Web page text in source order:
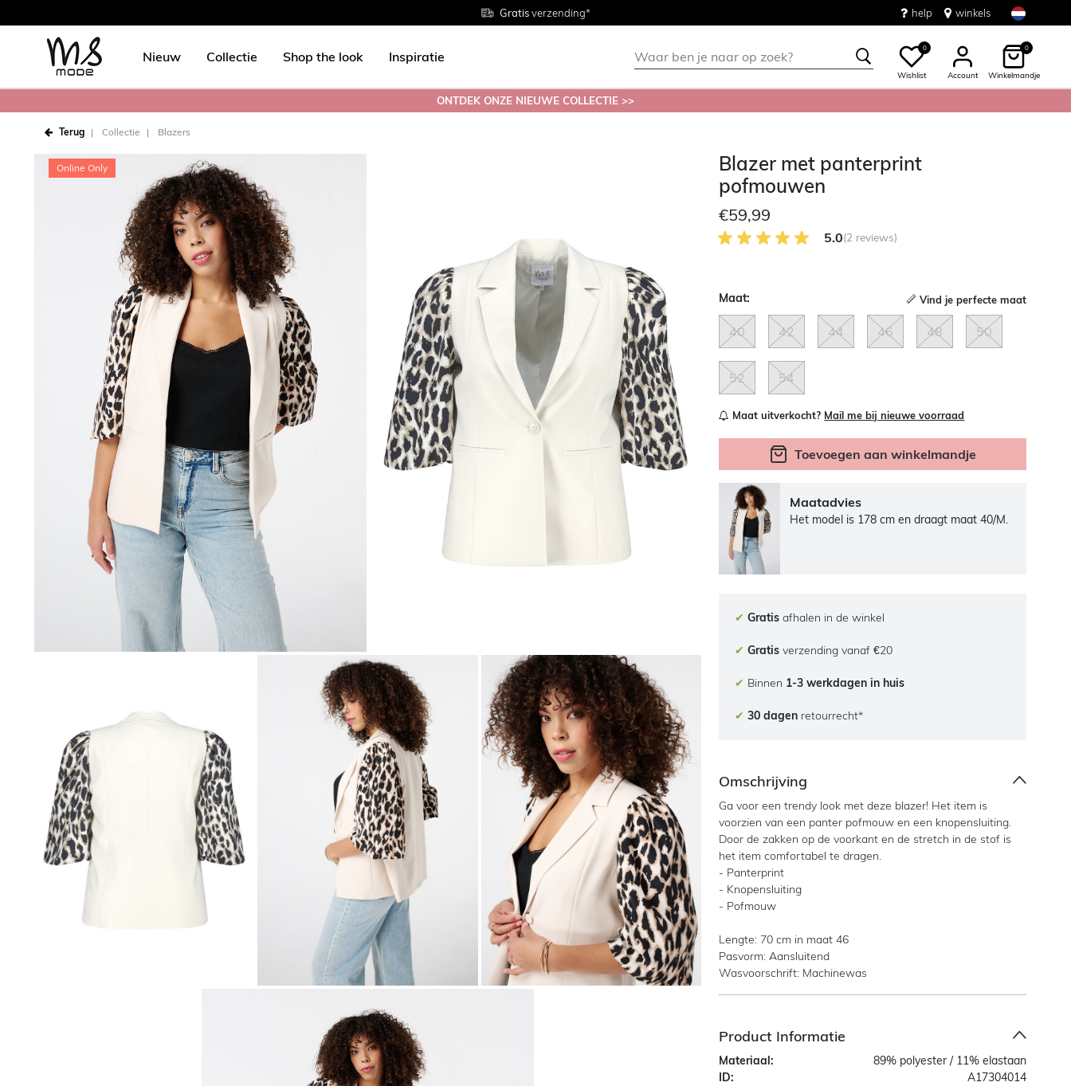
Gratisverzending*
Maten38 - 54
Gratisretourneren in de winkel help winkels
Nieuw Collectie Shop the look Inspiratie
0
Wishlist Account
0
Winkelmandje
ONTDEK ONZE NIEUWE COLLECTIE >>
Terug Collectie Blazers
Online Only
Blazer met panterprint
pofmouwen
€59,99
5.0 van 5 Klantenbeoordeling
5.0(2 reviews)
Maat: Vind je perfecte maat
40 42 44 46 48 50
52 54
Maat uitverkocht? Mail me bij nieuwe voorraad
Toevoegen aan winkelmandje
Maatadvies
Het model is 178 cm en draagt maat 40/M.
✔ Gratis afhalen in de winkel
✔ Gratis verzending vanaf €20
✔ Binnen 1-3 werkdagen in huis
✔ 30 dagen retourrecht*
Omschrijving
Ga voor een trendy look met deze blazer! Het item is
voorzien van een panter pofmouw en een knopensluiting.
Door de zakken op de voorkant en de stretch in de stof is
het item comfortabel te dragen.
- Panterprint
- Knopensluiting
- Pofmouw
Lengte: 70 cm in maat 46
Pasvorm: Aansluitend
Wasvoorschrift: Machinewas
Product Informatie
Materiaal:
89% polyester / 11% elastaan
ID:
A17304014